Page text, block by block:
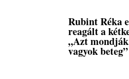
Rubint Réka
reagált a
„Azt
vagyok beteg”